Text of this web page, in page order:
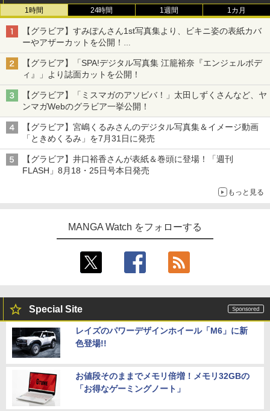
1時間 24時間 1週間 1カ月
【グラビア】すみぽんさん1st写真集より、ビキニ姿の表紙カバ
ーやアザーカットを公開！
タイトルは「offcourt（オフコート）」に決定
【グラビア】「SPA!デジタル写真集 江籠裕奈『エンジェルボデ
ィ』」より誌面カットを公開！
【グラビア】「ミスマガのアソビバ！」太田しずくさんなど、ヤ
ンマガWebのグラビア一挙公開！
【グラビア】宮嶋くるみさんのデジタル写真集＆イメージ動画
「ときめくるみ」を7月31日に発売
【グラビア】井口裕香さんが表紙＆巻頭に登場！「週刊
FLASH」8月18・25日号本日発売
もっと見る
MANGA Watch をフォローする
Special Site
レイズのパワーデザインホイール「M6」に新
色登場!!
お値段そのままでメモリ倍増！メモリ32GBの
「お得なゲーミングノート」